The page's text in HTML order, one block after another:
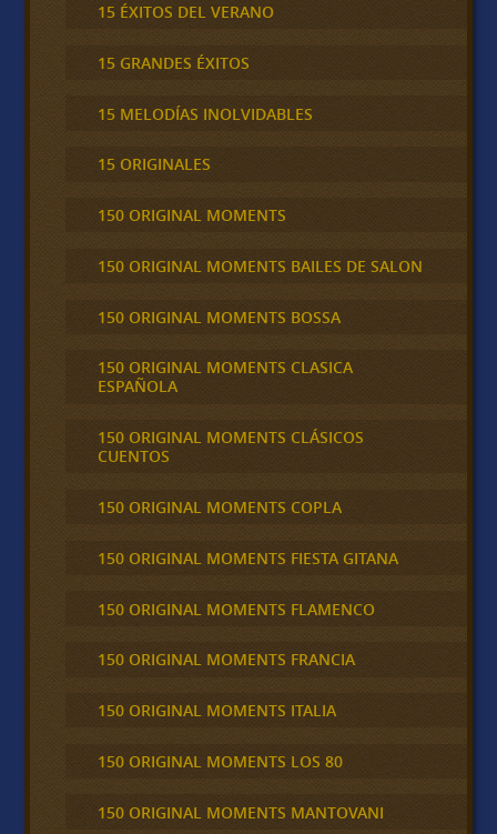
15 ÉXITOS DEL VERANO
15 GRANDES ÉXITOS
15 MELODÍAS INOLVIDABLES
15 ORIGINALES
150 ORIGINAL MOMENTS
150 ORIGINAL MOMENTS BAILES DE SALON
150 ORIGINAL MOMENTS BOSSA
150 ORIGINAL MOMENTS CLASICA
ESPAÑOLA
150 ORIGINAL MOMENTS CLÁSICOS
CUENTOS
150 ORIGINAL MOMENTS COPLA
150 ORIGINAL MOMENTS FIESTA GITANA
150 ORIGINAL MOMENTS FLAMENCO
150 ORIGINAL MOMENTS FRANCIA
150 ORIGINAL MOMENTS ITALIA
150 ORIGINAL MOMENTS LOS 80
150 ORIGINAL MOMENTS MANTOVANI